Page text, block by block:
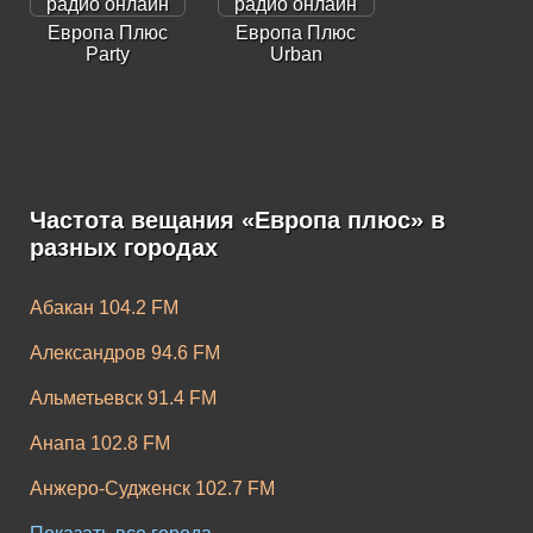
Европа Плюс
Party
Европа Плюс
Urban
Европа Плюс K-
Pop
Частота вещания «Европа плюс» в
разных городах
Абакан 104.2 FM
Александров 94.6 FM
Альметьевск 91.4 FM
Анапа 102.8 FM
Анжеро-Судженск 102.7 FM